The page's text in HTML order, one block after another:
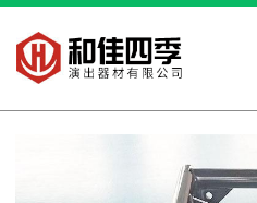
跳
到
内
容